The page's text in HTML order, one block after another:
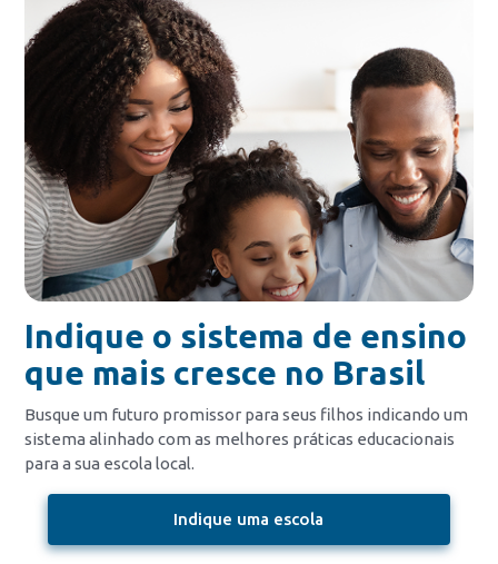
Indique o sistema de ensino
que mais cresce no Brasil
Busque um futuro promissor para seus filhos indicando um
sistema alinhado com as melhores práticas educacionais
para a sua escola local.
Indique uma escola